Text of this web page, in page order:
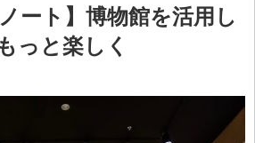
ート】博物館を活用し
っと楽しく